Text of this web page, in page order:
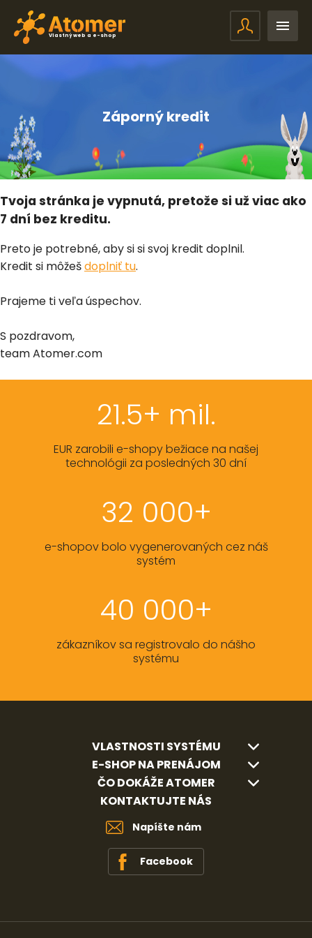
Vlastný web a e-shop
Záporný kredit
Tvoja stránka je vypnutá, pretože si už viac ako
7 dní bez kreditu.
Preto je potrebné, aby si si svoj kredit doplnil.
Kredit si môžešdoplniť tu.
Prajeme ti veľa úspechov.
S pozdravom,
team Atomer.com
21.5+ mil.
EUR zarobili e-shopy bežiace na našej
technológii za posledných 30 dní
32 000+
e-shopov bolo vygenerovaných cez náš
systém
40 000+
zákazníkov sa registrovalo do nášho
systému
VLASTNOSTI SYSTÉMU
E-SHOP NA PRENÁJOM
ČO DOKÁŽE ATOMER
KONTAKTUJTE NÁS
Napíšte nám
Facebook